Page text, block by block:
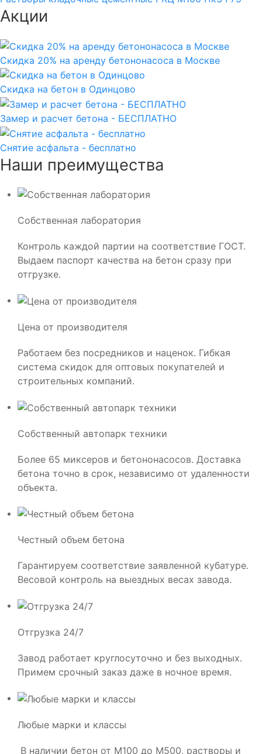
Акции
Скидка 20% на аренду бетононасоса в Москве
Скидка на бетон в Одинцово
Замер и расчет бетона - БЕСПЛАТНО
Снятие асфальта - бесплатно
Наши преимущества
Собственная лаборатория
Контроль каждой партии на соответствие ГОСТ.
Выдаем паспорт качества на бетон сразу при
отгрузке.
Цена от производителя
Работаем без посредников и наценок. Гибкая
система скидок для оптовых покупателей и
строительных компаний.
Собственный автопарк техники
Более 65 миксеров и бетононасосов. Доставка
бетона точно в срок, независимо от удаленности
объекта.
Честный объем бетона
Гарантируем соответствие заявленной кубатуре.
Весовой контроль на выездных весах завода.
Отгрузка 24/7
Завод работает круглосуточно и без выходных.
Примем срочный заказ даже в ночное время.
Любые марки и классы
В наличии бетон от М100 до М500, растворы и